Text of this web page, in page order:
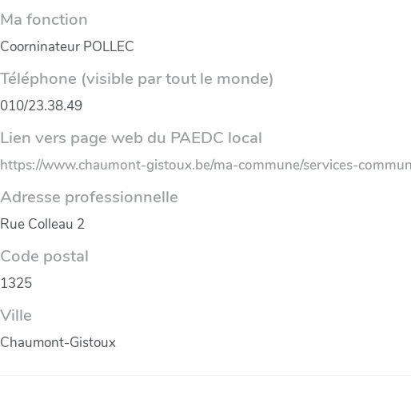
Ma fonction
Coorninateur POLLEC
Téléphone (visible par tout le monde)
010/23.38.49
Lien vers page web du PAEDC local
https://www.chaumont-gistoux.be/ma-commune/services-
Adresse professionnelle
Rue Colleau 2
Code postal
1325
Ville
Chaumont-Gistoux